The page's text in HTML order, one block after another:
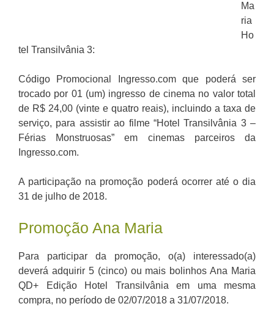
Ma
ria
Ho
tel Transilvânia 3:
Código Promocional Ingresso.com que poderá ser
trocado por 01 (um) ingresso de cinema no valor total
de R$ 24,00 (vinte e quatro reais), incluindo a taxa de
serviço, para assistir ao filme “Hotel Transilvânia 3 –
Férias Monstruosas” em cinemas parceiros da
Ingresso.com.
A participação na promoção poderá ocorrer até o dia
31 de julho de 2018.
Promoção Ana Maria
Para participar da promoção, o(a) interessado(a)
deverá adquirir 5 (cinco) ou mais bolinhos Ana Maria
QD+ Edição Hotel Transilvânia em uma mesma
compra, no período de 02/07/2018 a 31/07/2018.